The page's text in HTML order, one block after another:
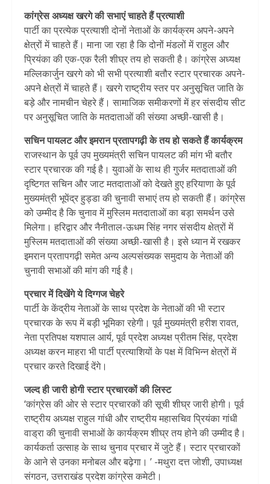
कांग्रेस अध्यक्ष खरगे की सभाएं चाहते हैं प्रत्याशी
पार्टी का प्रत्येक प्रत्याशी दोनों नेताओं के कार्यक्रम अपने-अपने
क्षेत्रों में चाहते हैं। माना जा रहा है कि दोनों मंडलों में राहुल और
प्रियंका की एक-एक रैली शीघ्र तय हो सकती है। कांग्रेस अध्यक्ष
मल्लिकार्जुन खरगे को भी सभी प्रत्याशी बतौर स्टार प्रचारक अपने-
अपने क्षेत्रों में चाहते हैं। खरगे राष्ट्रीय स्तर पर अनुसूचित जाति के
बड़े और नामचीन चेहरे हैं। सामाजिक समीकरणों में हर संसदीय सीट
पर अनुसूचित जाति के मतदाताओं की संख्या अच्छी-खासी है।
सचिन पायलट और इमरान प्रतापगढ़ी के तय हो सकते हैं कार्यक्रम
राजस्थान के पूर्व उप मुख्यमंत्री सचिन पायलट की मांग भी बतौर
स्टार प्रचारक की गई है। युवाओं के साथ ही गुर्जर मतदाताओं की
दृष्टिगत सचिन और जाट मतदाताओं को देखते हुए हरियाणा के पूर्व
मुख्यमंत्री भूपेंद्र हुड्डा की चुनावी सभाएं तय हो सकती हैं। कांग्रेस
को उम्मीद है कि चुनाव में मुस्लिम मतदाताओं का बड़ा समर्थन उसे
मिलेगा। हरिद्वार और नैनीताल-ऊधम सिंह नगर संसदीय क्षेत्रों में
मुस्लिम मतदाताओं की संख्या अच्छी-खासी है। इसे ध्यान में रखकर
इमरान प्रतापगढ़ी समेत अन्य अल्पसंख्यक समुदाय के नेताओं की
चुनावी सभाओं की मांग की गई है।
प्रचार में दिखेंगे ये दिग्गज चेहरे
पार्टी के केंद्रीय नेताओं के साथ प्रदेश के नेताओं की भी स्टार
प्रचारक के रूप में बड़ी भूमिका रहेगी। पूर्व मुख्यमंत्री हरीश रावत,
नेता प्रतिपक्ष यशपाल आर्य, पूर्व प्रदेश अध्यक्ष प्रीतम सिंह, प्रदेश
अध्यक्ष करन माहरा भी पार्टी प्रत्याशियों के पक्ष में विभिन्न क्षेत्रों में
प्रचार करते दिखाई देंगे।
जल्द ही जारी होगी स्टार प्रचारकों की लिस्ट
‘कांग्रेस की ओर से स्टार प्रचारकों की सूची शीघ्र जारी होगी। पूर्व
राष्ट्रीय अध्यक्ष राहुल गांधी और राष्ट्रीय महासचिव प्रियंका गांधी
वाड्रा की चुनावी सभाओं के कार्यक्रम शीघ्र तय होने की उम्मीद है।
कार्यकर्ता उत्साह के साथ चुनाव प्रचार में जुटे हैं। स्टार प्रचारकों
के आने से उनका मनोबल और बढ़ेगा। ’ -मथुरा दत्त जोशी, उपाध्यक्ष
संगठन, उत्तराखंड प्रदेश कांग्रेस कमेटी।